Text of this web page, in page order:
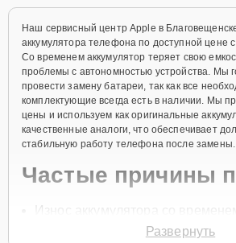
Наш сервисный центр Apple в
аккумулятора телефона по доступной цене с
Со временем аккумулятор теряет свою
проблемы с автономностью устройства. Мы
провести замену батареи, так как все
комплектующие всегда есть в наличии. Мы
цены и используем как оригинальные
качественные аналоги, что обеспечивает
стабильную работу телефона после замены.
Частые причины
Износ аккумулятора со
Частая зарядка и разрядка
Развернуть